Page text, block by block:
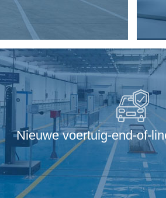
Nieuwe voertuig-end-of-